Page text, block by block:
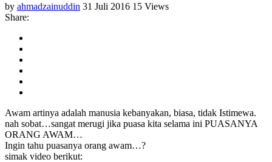
by ahmadzainuddin 31 Juli 2016 15 Views
Share:
Awam artinya adalah manusia kebanyakan, biasa, tidak Istimewa.
nah sobat…sangat merugi jika puasa kita selama ini PUASANYA
ORANG AWAM…
Ingin tahu puasanya orang awam…?
simak video berikut: